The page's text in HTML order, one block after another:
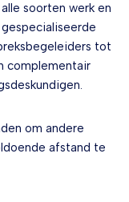
soorten werk en
tot
complementair
om andere
afstand te